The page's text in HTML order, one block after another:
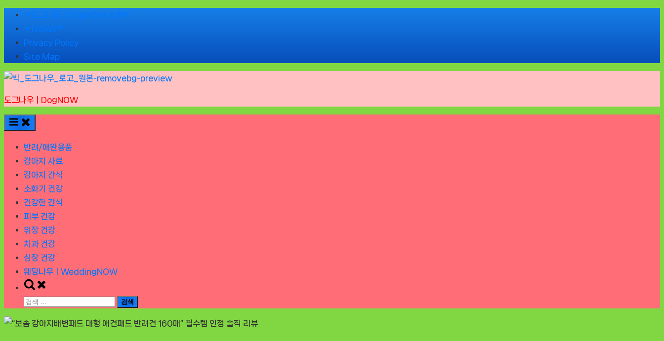
Skip
content
🌹도그나우ㅣDogNOW 소개🌹
🌹NOWs🌹
Privacy Policy
Site Map
도그나우ㅣDogNOW
반려/애완용품
강아지 사료
강아지 간식
소화기 건강
건강한 간식
피부 건강
위장 건강
치과 건강
심장 건강
웨딩나우ㅣWeddingNOW
Toggle
search
검